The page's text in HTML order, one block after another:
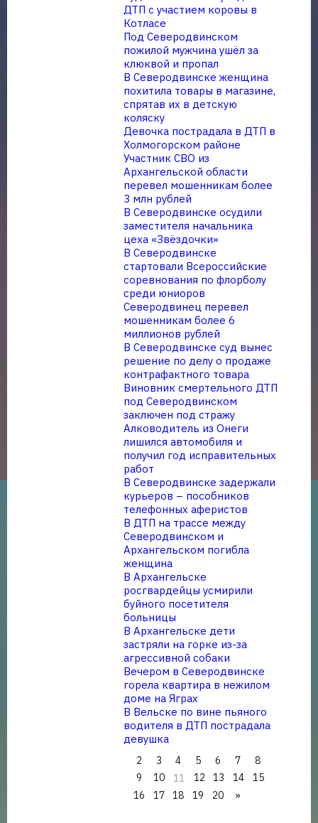
ДТП с участием коровы в
Котласе
Под Северодвинском
пожилой мужчина ушёл за
клюквой и пропал
В Северодвинске женщина
похитила товары в магазине,
спрятав их в детскую
коляску
Девочка пострадала в ДТП в
Холмогорском районе
Участник СВО из
Архангельской области
перевел мошенникам более
3 млн рублей
В Северодвинске осудили
заместителя начальника
цеха «Звёздочки»
В Северодвинске
стартовали Всероссийские
соревнования по флорболу
среди юниоров
Северодвинец перевел
мошенникам более 6
миллионов рублей
В Северодвинске суд вынес
решение по делу о продаже
контрафактного товара
Виновник смертельного ДТП
под Северодвинском
заключен под стражу
Алководитель из Онеги
лишился автомобиля и
получил год исправительных
работ
В Северодвинске задержали
курьеров – пособников
телефонных аферистов
В ДТП на трассе между
Северодвинском и
Архангельском погибла
женщина
В Архангельске
росгвардейцы усмирили
буйного посетителя
больницы
В Архангельске дети
застряли на горке из-за
агрессивной собаки
Вечером в Северодвинске
горела квартира в нежилом
доме на Яграх
В Вельске по вине пьяного
водителя в ДТП пострадала
девушка
2 3 4 5 6 7
8
9
10 11 12 13 14
15
16
17 18 19 20 »